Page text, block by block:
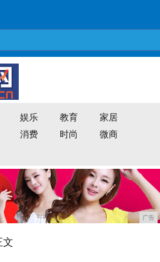
娱乐 教育
家居
消费 时尚
微商
广告
文